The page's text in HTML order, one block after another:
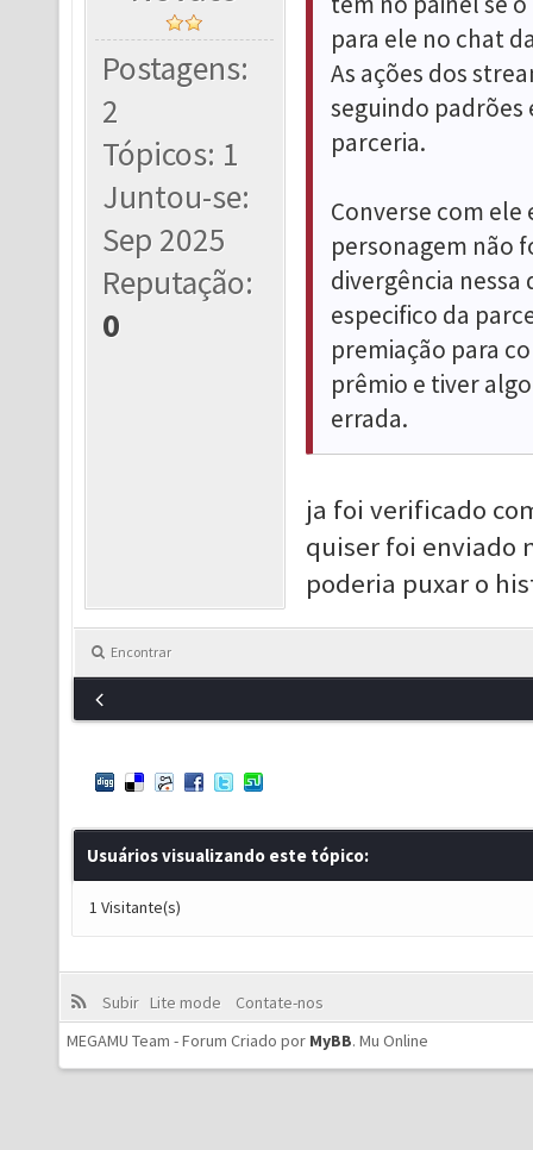
Postagens:
2
Tópicos: 1
Juntou-se:
Sep 2025
Reputação:
0
para ele no chat
As ações dos
seguindo padrões
parceria.
Converse com ele
personagem não
divergência nessa
especifico da
premiação para
prêmio e tiver
errada.
ja foi verificado
quiser foi enviado
poderia puxar o
Encontrar
Usuários visualizando este tópico:
1 Visitante(s)
Subir Lite mode
Contate-nos
MEGAMU Team - Forum Criado por MyBB. Mu Online